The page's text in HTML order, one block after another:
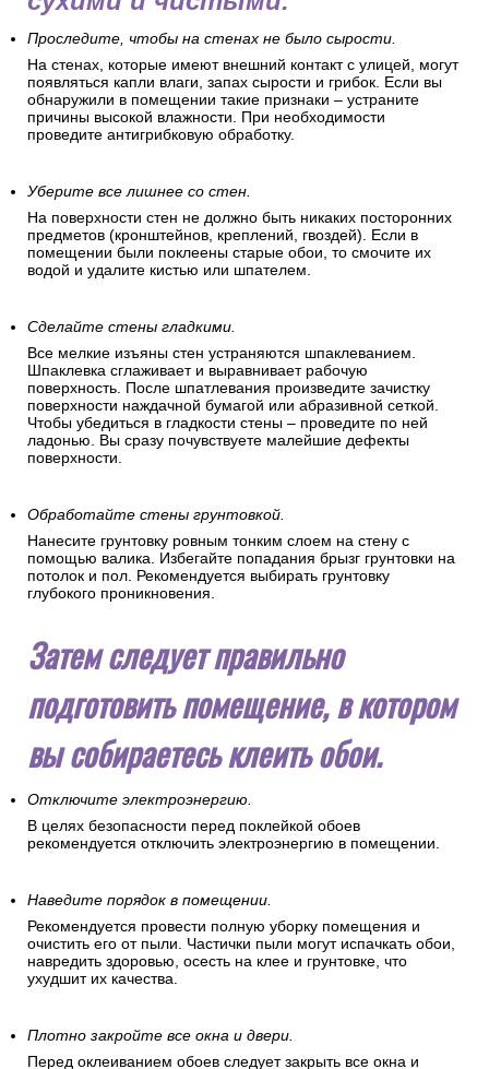
Проследите, чтобы на стенах не было сырости.
На стенах, которые имеют внешний контакт с улицей, могут
появляться капли влаги, запах сырости и грибок. Если вы
обнаружили в помещении такие признаки – устраните
причины высокой влажности. При необходимости
проведите антигрибковую обработку.
Уберите все лишнее со стен.
На поверхности стен не должно быть никаких посторонних
предметов (кронштейнов, креплений, гвоздей). Если в
помещении были поклеены старые обои, то смочите их
водой и удалите кистью или шпателем.
Сделайте стены гладкими.
Все мелкие изъяны стен устраняются шпаклеванием.
Шпаклевка сглаживает и выравнивает рабочую
поверхность. После шпатлевания произведите зачистку
поверхности наждачной бумагой или абразивной сеткой.
Чтобы убедиться в гладкости стены – проведите по ней
ладонью. Вы сразу почувствуете малейшие дефекты
поверхности.
Обработайте стены грунтовкой.
Нанесите грунтовку ровным тонким слоем на стену с
помощью валика. Избегайте попадания брызг грунтовки на
потолок и пол. Рекомендуется выбирать грунтовку
глубокого проникновения.
Затем следует правильно
подготовить помещение, в котором
вы собираетесь клеить обои.
Отключите электроэнергию.
В целях безопасности перед поклейкой обоев
рекомендуется отключить электроэнергию в помещении.
Наведите порядок в помещении.
Рекомендуется провести полную уборку помещения и
очистить его от пыли. Частички пыли могут испачкать обои,
навредить здоровью, осесть на клее и грунтовке, что
ухудшит их качества.
Плотно закройте все окна и двери.
Перед оклеиванием обоев следует закрыть все окна и